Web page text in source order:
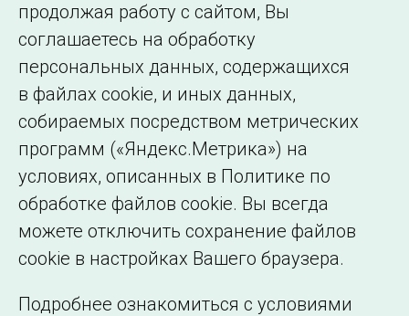
образовательной
организации
продолжая работу с сайтом, Вы
соглашаетесь на обработку
персональных данных, содержащихся
в файлах cookie, и иных данных,
собираемых посредством метрических
программ («Яндекс.Метрика») на
условиях, описанных в Политике по
обработке файлов cookie. Вы всегда
можете отключить сохранение файлов
cookie в настройках Вашего браузера.
Подробнее ознакомиться с условиями